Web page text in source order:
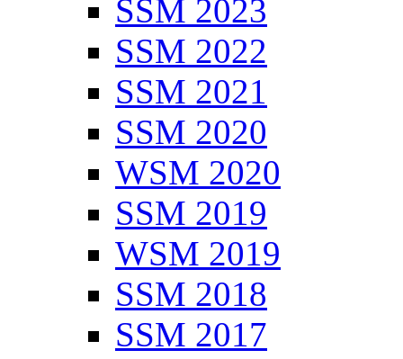
SSM 2023
SSM 2022
SSM 2021
SSM 2020
WSM 2020
SSM 2019
WSM 2019
SSM 2018
SSM 2017